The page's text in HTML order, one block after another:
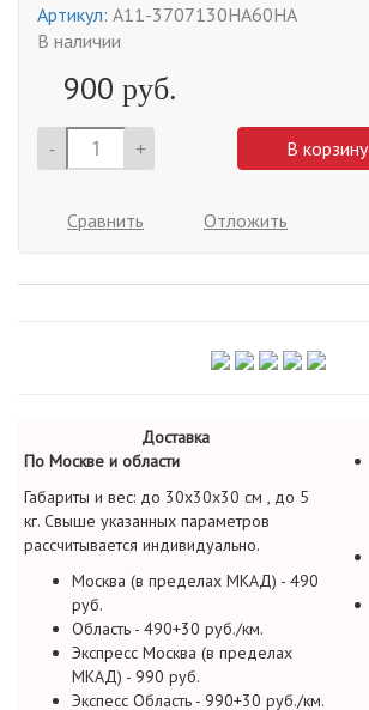
Артикул: A11-3707130HA60HA
В наличии
900 руб.
- + В корзину
Сравнить Отложить
Доставка
По Москве и области
Габариты и вес: до 30х30х30 см , до 5
кг. Свыше указанных параметров
рассчитывается индивидуально.
Москва (в пределах МКАД) - 490
руб.
Область - 490+30 руб./км.
Экспресс Москва (в пределах
МКАД) - 990 руб.
Экспесс Область - 990+30 руб./км.